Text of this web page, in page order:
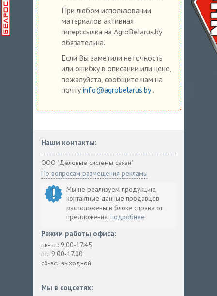
При любом использовании
материалов активная
гиперссылка на AgroBelarus.by
обязательна.
Если Вы заметили неточность
или ошибку в описании или цене,
пожалуйста, сообщите нам на
почту info@agrobelarus.by.
Наши контакты:
ООО "Деловые системы связи"
По вопросам размещения рекламы
Мы не реализуем продукцию,
контактные данные продавцов
расположены в блоке справа от
предложения. подробнее
Режим работы офиса:
пн-чт.: 9.00-17.45
пт.: 9.00-17.00
сб-вс.: выходной
Мы в соцсетях: